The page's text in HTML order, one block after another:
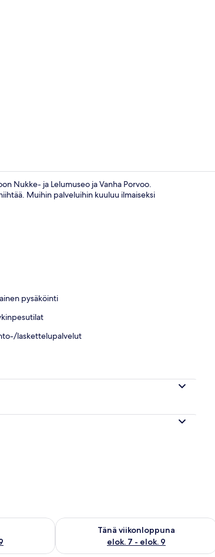
Nukke- ja Lelumuseo ja Vanha Porvoo.
Muihin palveluihin kuuluu ilmaiseksi
pysäköinti
laskettelupalvelut
elok. 8 - elok. 9
Tänä viikonloppuna
elok. 7 - elok. 9
Tarkista tämän viikonlopun saatavuus